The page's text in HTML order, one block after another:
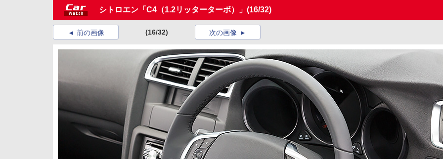
シトロエン「C4（1.2リッターターボ）」 (16/32)
前の画像 (16/32) 次の画像